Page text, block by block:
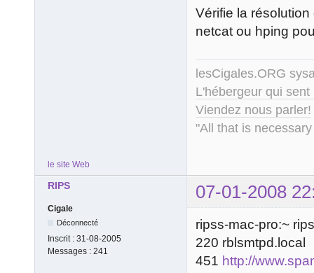
Vérifie la
netcat ou hping
lesCigales.ORG
L'hébergeur qui
Viendez nous parler!
"All that is
le site Web
RIPS 07-01-2008
Cigale
Déconnecté
Inscrit : 31-08-2005
Messages : 241
ripss-mac-pro:~
220 rblsmtpd.local
451 http://